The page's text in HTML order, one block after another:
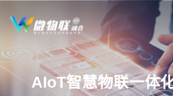
AIoT智慧物联一体